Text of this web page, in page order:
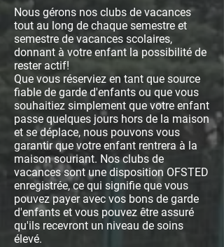
Nous gérons nos clubs de vacances
tout au long de chaque semestre et
semestre de vacances scolaires,
donnant à votre enfant la possibilité de
rester actif!
Que vous réserviez en tant que source
fiable de garde d'enfants ou que vous
souhaitiez simplement que votre enfant
passe quelques jours hors de la maison
et se déplace, nous pouvons vous
garantir que votre enfant rentrera à la
maison souriant. Nos clubs de
vacances sont une disposition OFSTED
enregistrée, ce qui signifie que vous
pouvez payer avec vos bons de garde
d'enfants et vous pouvez être assuré
qu'ils recevront un niveau de soins
élevé.